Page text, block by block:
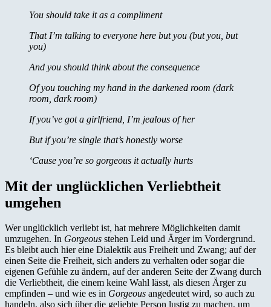
You should take it as a compliment
That I’m talking to everyone here but you (but you, but
you)
And you should think about the consequence
Of you touching my hand in the darkened room (dark
room, dark room)
If you’ve got a girlfriend, I’m jealous of her
But if you’re single that’s honestly worse
‘Cause you’re so gorgeous it actually hurts
Mit der unglücklichen Verliebtheit
umgehen
Wer unglücklich verliebt ist, hat mehrere Möglichkeiten damit
umzugehen. In Gorgeous stehen Leid und Ärger im Vordergrund.
Es bleibt auch hier eine Dialektik aus Freiheit und Zwang; auf der
einen Seite die Freiheit, sich anders zu verhalten oder sogar die
eigenen Gefühle zu ändern, auf der anderen Seite der Zwang durch
die Verliebtheit, die einem keine Wahl lässt, als diesen Ärger zu
empfinden – und wie es in Gorgeous angedeutet wird, so auch zu
handeln, also sich über die geliebte Person lustig zu machen, um